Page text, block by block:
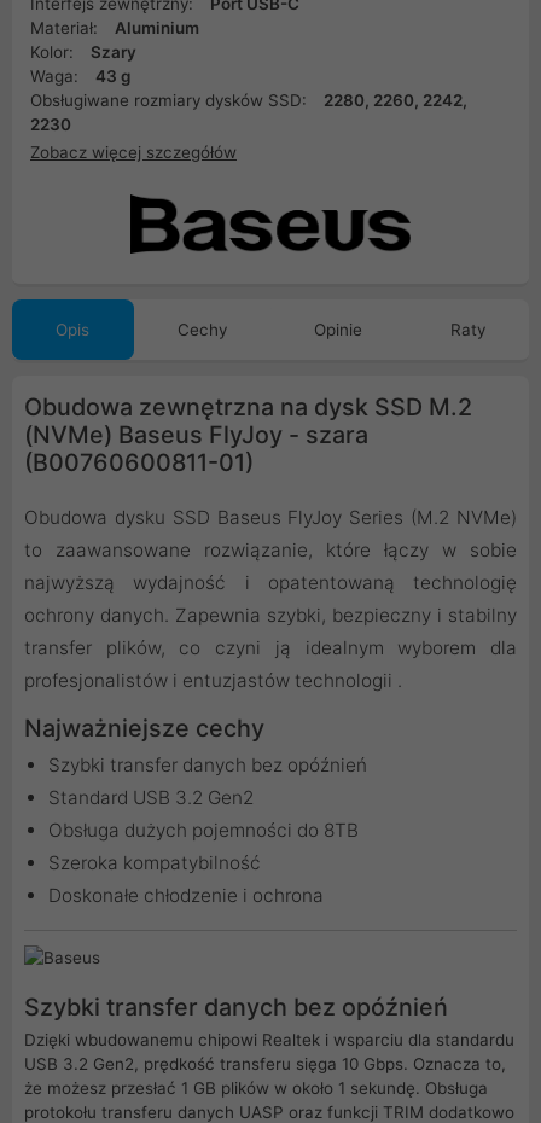
Materiał:
Aluminium
Kolor:
Szary
Waga:
43 g
Obsługiwane rozmiary dysków SSD:
2280, 2260, 2242,
2230
Zobacz więcej szczegółów
Opis Cechy Opinie Raty
Obudowa zewnętrzna na dysk SSD M.2
(NVMe) Baseus FlyJoy - szara
(B00760600811-01)
Obudowa dysku SSD Baseus FlyJoy Series (M.2 NVMe)
to zaawansowane rozwiązanie, które łączy w sobie
najwyższą wydajność i opatentowaną technologię
ochrony danych. Zapewnia szybki, bezpieczny i stabilny
transfer plików, co czyni ją idealnym wyborem dla
profesjonalistów i entuzjastów technologii .
Najważniejsze cechy
Szybki transfer danych bez opóźnień
Standard USB 3.2 Gen2
Obsługa dużych pojemności do 8TB
Szeroka kompatybilność
Doskonałe chłodzenie i ochrona
Szybki transfer danych bez opóźnień
Dzięki wbudowanemu chipowi Realtek i wsparciu dla standardu
USB 3.2 Gen2, prędkość transferu sięga 10 Gbps. Oznacza to,
że możesz przesłać 1 GB plików w około 1 sekundę. Obsługa
protokołu transferu danych UASP oraz funkcji TRIM dodatkowo